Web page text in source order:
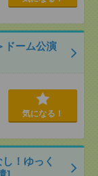
ドーム公演
気になる！
！ゆっく